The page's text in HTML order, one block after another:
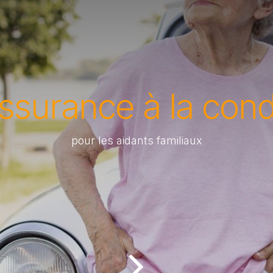
à la
pour les aidants familiaux